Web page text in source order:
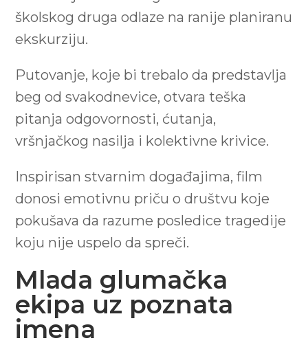
školskog druga odlaze na ranije planiranu
ekskurziju.
Putovanje, koje bi trebalo da predstavlja
beg od svakodnevice, otvara teška
pitanja odgovornosti, ćutanja,
vršnjačkog nasilja i kolektivne krivice.
Inspirisan stvarnim događajima, film
donosi emotivnu priču o društvu koje
pokušava da razume posledice tragedije
koju nije uspelo da spreči.
Mlada glumačka
ekipa uz poznata
imena